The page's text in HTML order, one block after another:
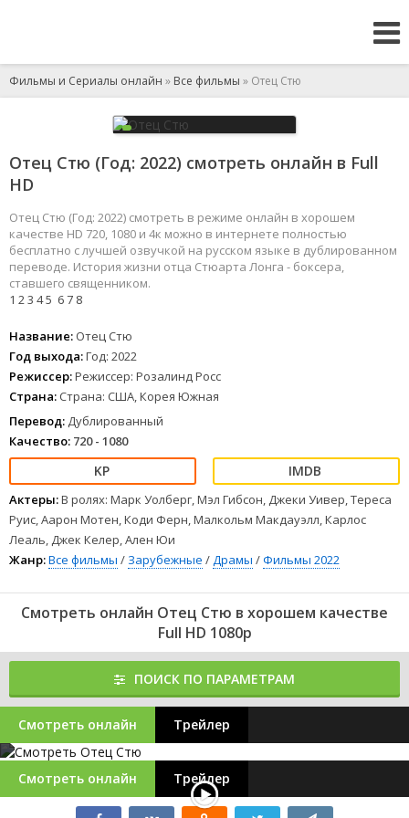
Фильмы и Сериалы онлайн » Все фильмы » Отец Стю
Отец Стю (Год: 2022) смотреть онлайн в Full
HD
Отец Стю (Год: 2022) смотреть в режиме онлайн в хорошем
качестве HD 720, 1080 и 4к можно в интернете полностью
бесплатно с лучшей озвучкой на русском языке в дублированном
переводе. История жизни отца Стюарта Лонга - боксера,
ставшего священником.
1 23 45 67 8
Название: Отец Стю
Год выхода:Год: 2022
Режиссер:Режиссер: Розалинд Росс
Страна: Страна: США, Корея Южная
Перевод: Дублированный
Качество: 720 - 1080
Актеры:В ролях: Марк Уолберг, Мэл Гибсон, Джеки Уивер, Тереса
Руис, Аарон Мотен, Коди Ферн, Малкольм Макдауэлл, Карлос
Леаль, Джек Келер, Ален Юи
Жанр:Все фильмы / Зарубежные /Драмы /Фильмы 2022
Смотреть онлайн Отец Стю в хорошем качестве
Full HD 1080p
ПОИСК ПО ПАРАМЕТРАМ
Смотреть онлайн Трейлер
Смотреть онлайн Трейлер